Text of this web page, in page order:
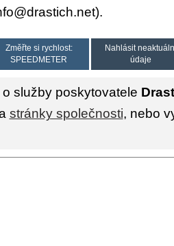
Změřte si rychlost:
SPEEDMETER
Nahlásit
údaje
služby poskytovatele
stránky společnosti, nebo